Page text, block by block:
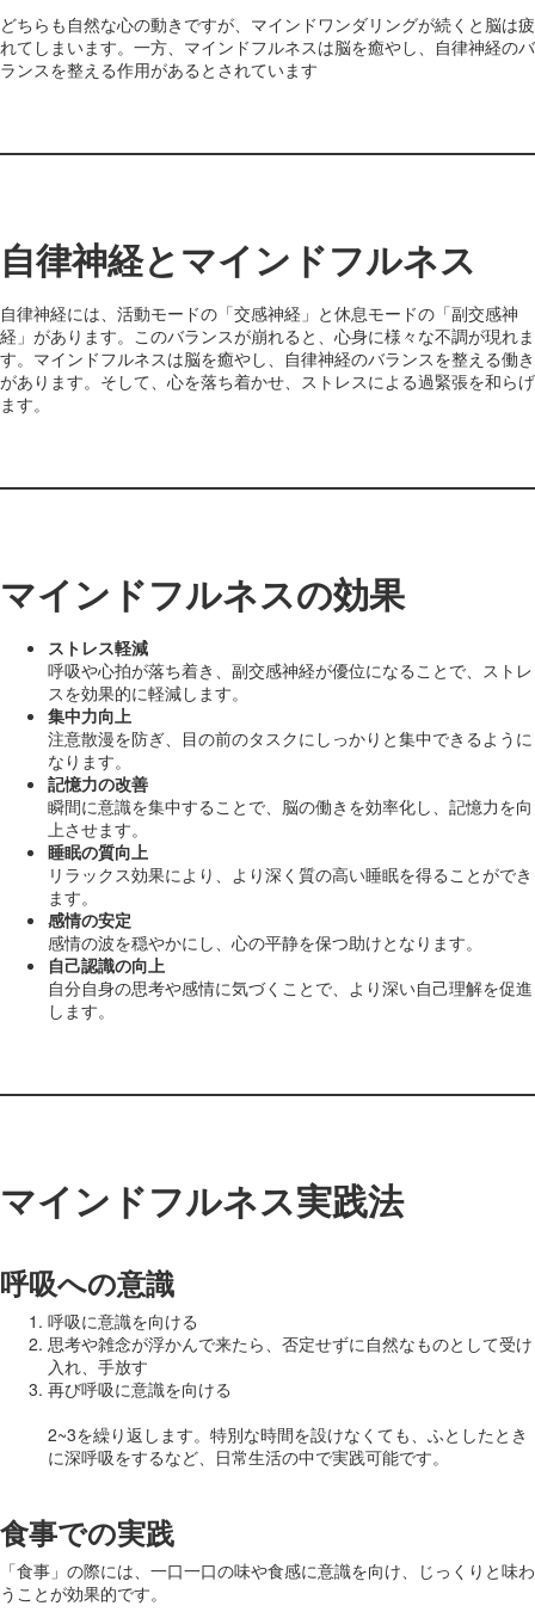
どちらも自然な心の動きですが、マインドワンダリングが続くと脳は疲
れてしまいます。一方、マインドフルネスは脳を癒やし、自律神経のバ
ランスを整える作用があるとされています
自律神経とマインドフルネス
自律神経には、活動モードの「交感神経」と休息モードの「副交感神
経」があります。このバランスが崩れると、心身に様々な不調が現れま
す。マインドフルネスは脳を癒やし、自律神経のバランスを整える働き
があります。そして、心を落ち着かせ、ストレスによる過緊張を和らげ
ます。
マインドフルネスの効果
ストレス軽減
呼吸や心拍が落ち着き、副交感神経が優位になることで、ストレ
スを効果的に軽減します。
集中力向上
注意散漫を防ぎ、目の前のタスクにしっかりと集中できるように
なります。
記憶力の改善
瞬間に意識を集中することで、脳の働きを効率化し、記憶力を向
上させます。
睡眠の質向上
リラックス効果により、より深く質の高い睡眠を得ることができ
ます。
感情の安定
感情の波を穏やかにし、心の平静を保つ助けとなります。
自己認識の向上
自分自身の思考や感情に気づくことで、より深い自己理解を促進
します。
マインドフルネス実践法
呼吸への意識
呼吸に意識を向ける
思考や雑念が浮かんで来たら、否定せずに自然なものとして受け
入れ、手放す
再び呼吸に意識を向ける
2~3を繰り返します。特別な時間を設けなくても、ふとしたとき
に深呼吸をするなど、日常生活の中で実践可能です。
食事での実践
「食事」の際には、一口一口の味や食感に意識を向け、じっくりと味わ
うことが効果的です。